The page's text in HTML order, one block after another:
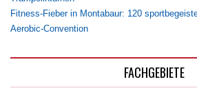
Fitness-Fieber in Montabaur: 120
Aerobic-Convention
FACHGEBIETE